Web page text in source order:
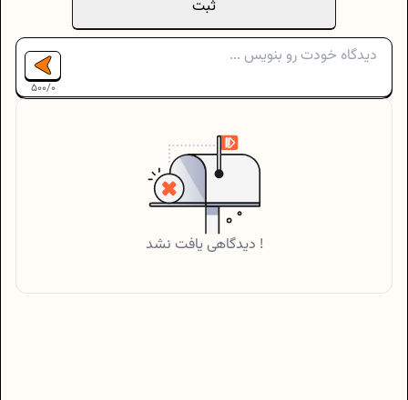
ثبت
500/0
دیدگاهی یافت نشد !